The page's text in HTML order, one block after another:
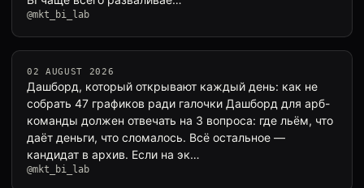
@mkt_bi_lab
02 AUGUST 2026
Дашборд, который открывают каждый день: как не
собрать 47 графиков ради галочки Дашборд для арб-
команды должен отвечать на 3 вопроса: где льём, что
даёт деньги, что сломалось. Всё остальное —
кандидат в архив. Если на эк…
@mkt_bi_lab